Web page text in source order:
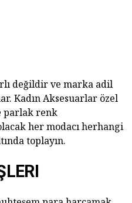
değildir ve marka adil
Kadın Aksesuarlar özel
parlak renk
her modacı herhangi
toplayın.